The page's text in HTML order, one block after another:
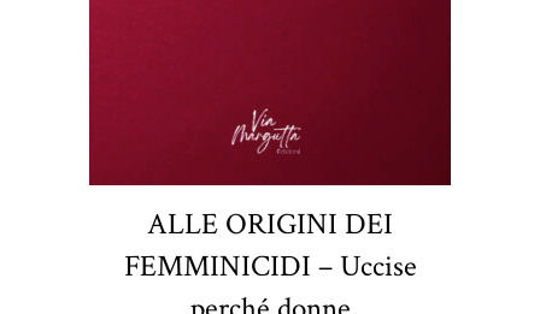
ALLE ORIGINI DEI
FEMMINICIDI – Uccise